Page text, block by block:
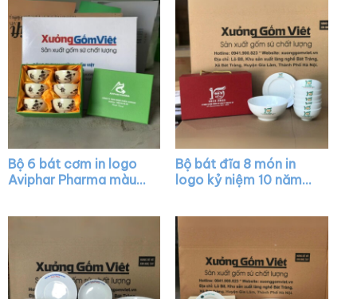
Bộ 6 bát cơm in logo
Aviphar Pharma màu
Bộ bát đĩa 8 món in
logo kỷ niệm 10 năm
BD10